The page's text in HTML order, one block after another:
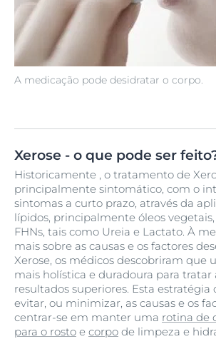
A medicação pode desidratar o corpo.
Xerose - o que pode ser
Historicamente , o tratamento de
principalmente sintomático, com o
sintomas a curto prazo, através da
lípidos, principalmente óleos
FHNs, tais como Ureia e Lactato. À
mais sobre as causas e os factores
Xerose, os médicos descobriram que
mais holística e duradoura para tratar
resultados superiores. Esta estratégia
evitar, ou minimizar, as causas e os
centrar-se em manter uma rotina de
para o rosto e corpo de limpeza e